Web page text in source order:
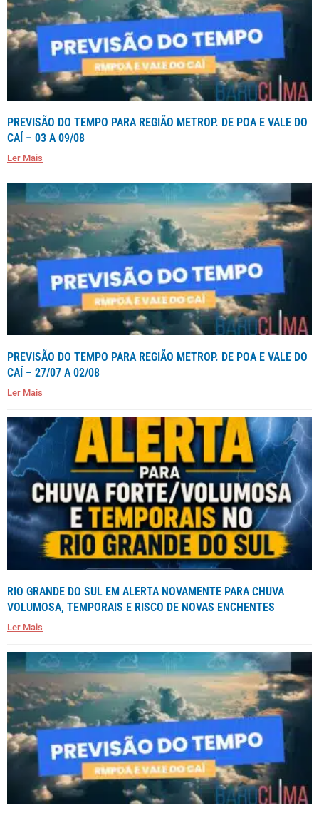
PREVISÃO DO TEMPO PARA REGIÃO METROP. DE POA E VALE DO
CAÍ – 03 A 09/08
Ler Mais
PREVISÃO DO TEMPO PARA REGIÃO METROP. DE POA E VALE DO
CAÍ – 27/07 A 02/08
Ler Mais
RIO GRANDE DO SUL EM ALERTA NOVAMENTE PARA CHUVA
VOLUMOSA, TEMPORAIS E RISCO DE NOVAS ENCHENTES
Ler Mais